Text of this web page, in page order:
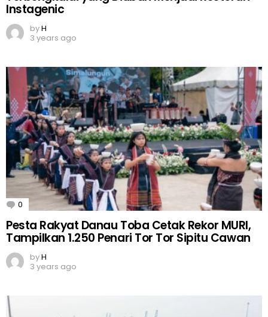
Instagenic
byH
3 years ago
0 Comments
Pesta Rakyat Danau Toba Cetak Rekor MURI,
Tampilkan 1.250 Penari Tor Tor Sipitu Cawan
byH
3 years ago